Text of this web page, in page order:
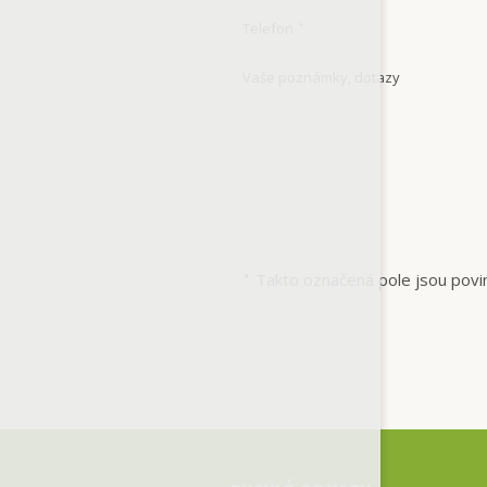
Vaše poznámky, dotazy
Takto označená pole jsou